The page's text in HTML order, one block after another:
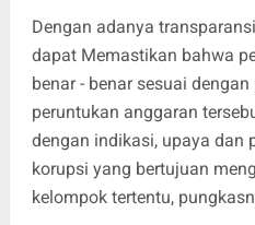
Dengan adanya
dapat Memastikan bahwa
benar - benar sesuai
peruntukan anggaran
dengan indikasi, upaya dan
korupsi yang bertujuan
kelompok tertentu,